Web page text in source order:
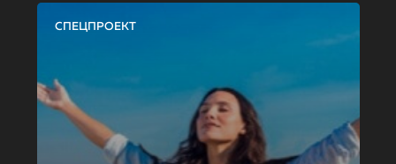
СПЕЦПРОЕКТ